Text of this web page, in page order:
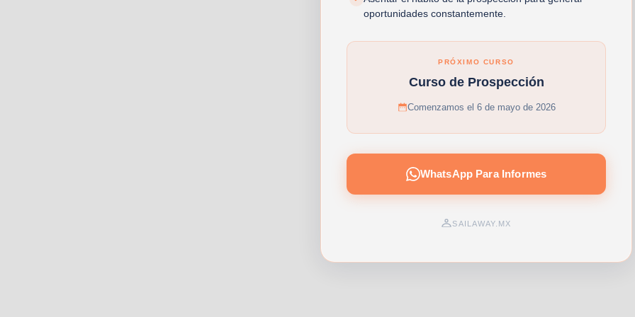
oportunidades constantemente.
PRÓXIMO CURSO
Curso de Prospección
Comenzamos el 6 de mayo de 2026
WhatsApp Para Informes
SAILAWAY.MX